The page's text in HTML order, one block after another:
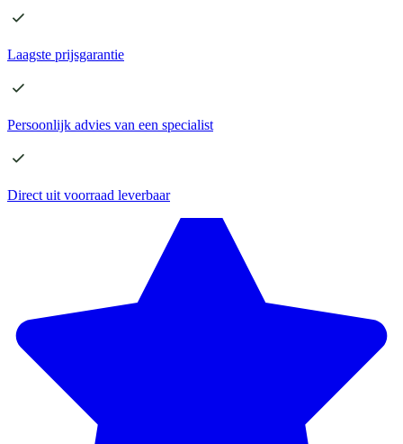
Laagste prijsgarantie
Persoonlijk advies van een specialist
Direct uit voorraad leverbaar